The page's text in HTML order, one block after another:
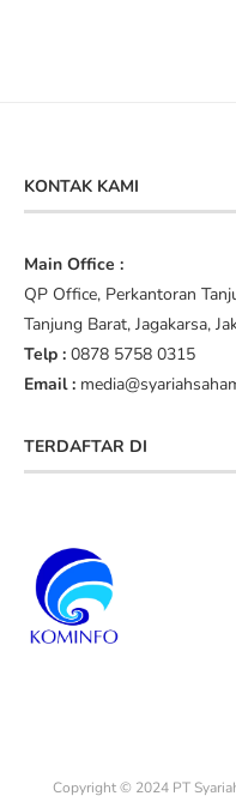
KONTAK KAMI
Main Office :
QP Office, Perkantoran
Tanjung Barat, Jagakarsa,
Telp : 0878 5758 0315
Email :
TERDAFTAR DI
Copyright © 2024 PT